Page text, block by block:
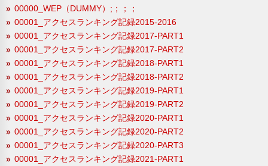
00000_WEP（DUMMY）;；；；
00001_アクセスランキング記録2015-2016
00001_アクセスランキング記録2017-PART1
00001_アクセスランキング記録2017-PART2
00001_アクセスランキング記録2018-PART1
00001_アクセスランキング記録2018-PART2
00001_アクセスランキング記録2019-PART1
00001_アクセスランキング記録2019-PART2
00001_アクセスランキング記録2020-PART1
00001_アクセスランキング記録2020-PART2
00001_アクセスランキング記録2020-PART3
00001_アクセスランキング記録2021-PART1